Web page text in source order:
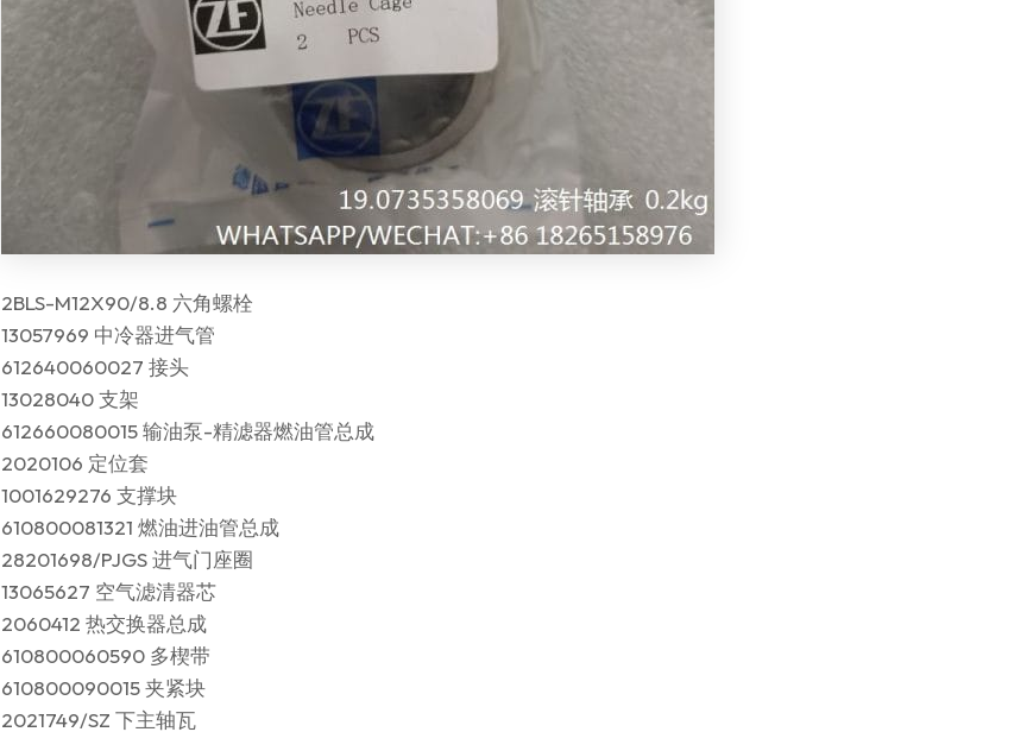
2BLS-M12X90/8.8 六角螺栓
13057969 中冷器进气管
612640060027 接头
13028040 支架
612660080015 输油泵-精滤器燃油管总成
2020106 定位套
1001629276 支撑块
610800081321 燃油进油管总成
28201698/PJGS 进气门座圈
13065627 空气滤清器芯
2060412 热交换器总成
610800060590 多楔带
610800090015 夹紧块
2021749/SZ 下主轴瓦